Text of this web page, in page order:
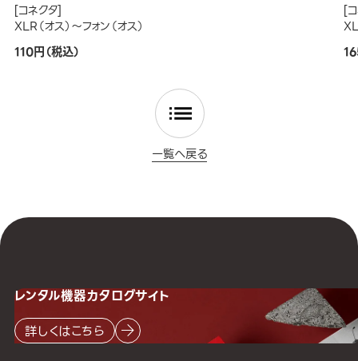
[コネクタ]
XLR（オス）～フォン（オス）
110円（税込）
[
一覧へ戻る
レンタル機器カタログサイト
詳しくはこちら